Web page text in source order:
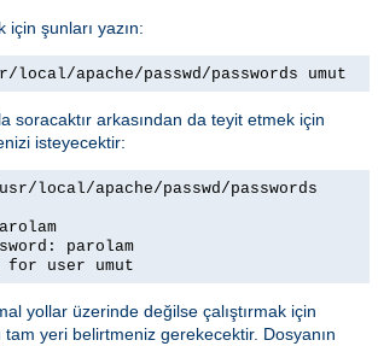
şunları yazın:
local/apache/passwd/passwords umut
soracaktır arkasından da teyit etmek için
isteyecektir:
local/apache/passwd/passwords
parolam
for user umut
yollar üzerinde değilse çalıştırmak için
yeri belirtmeniz gerekecektir. Dosyanın